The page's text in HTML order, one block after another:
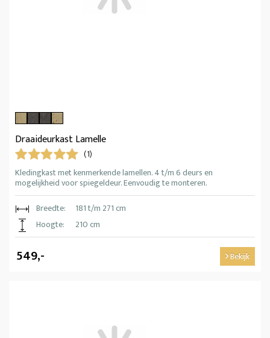
Draaideurkast Lamelle
(1)
Kledingkast met kenmerkende lamellen. 4 t/m 6 deurs en
mogelijkheid voor spiegeldeur. Eenvoudig te monteren.
Breedte:
181 t/m 271 cm
Hoogte:
210 cm
549,- Bekijk